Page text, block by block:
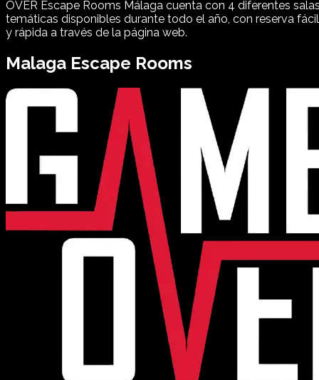
OVER Escape Rooms Málaga cuenta con 4 diferentes
temáticas disponibles durante todo el año, con reserva fácil
y rápida a través de la página web.
Malaga Escape Rooms